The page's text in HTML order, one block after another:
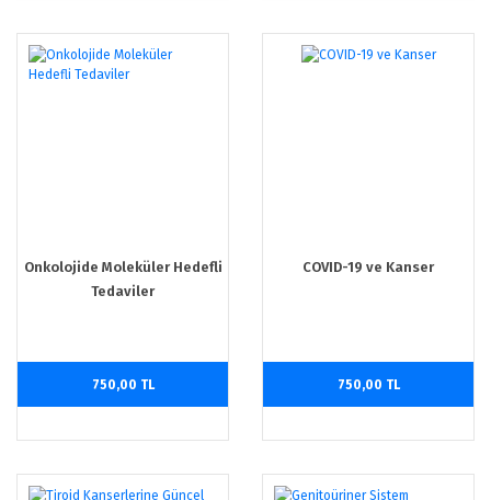
Onkolojide Moleküler Hedefli
Tedaviler
750,00 TL
COVID-19 ve Kanser
750,00 TL